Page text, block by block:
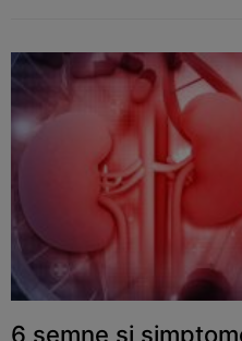
6 semne si